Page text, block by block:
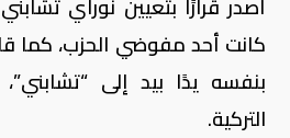
كانت أحد مفوضي الحزب، كما
بنفسه يدًا بيد إلى
التركية.